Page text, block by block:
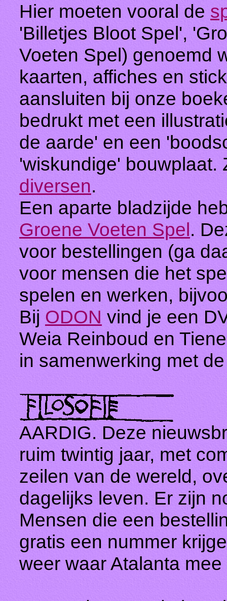
Hier moeten vooral de
'Billetjes Bloot Spel',
Voeten Spel) genoemd
kaarten, affiches en
aansluiten bij onze
bedrukt met een
de aarde' en een
'wiskundige' bouwplaat.
diversen.
Een aparte bladzijde
Groene Voeten Spel.
voor bestellingen (ga
voor mensen die het
spelen en werken,
Bij ODON vind je een
Weia Reinboud en
in samenwerking met
AARDIG. Deze
ruim twintig jaar, met
zeilen van de wereld,
dagelijks leven. Er zijn
Mensen die een
gratis een nummer
weer waar Atalanta